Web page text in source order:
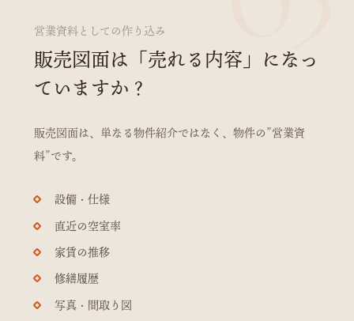
営業資料としての作り込み
販売図面は「売れる内容」になっ
ていますか？
販売図面は、単なる物件紹介ではなく、物件の”営業資
料”です。
設備・仕様
直近の空室率
家賃の推移
修繕履歴
写真・間取り図